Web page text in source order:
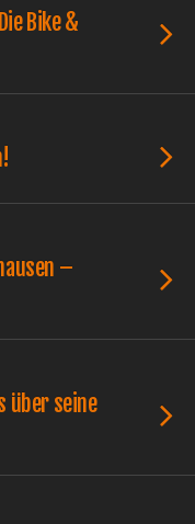
Bike &
–
über seine